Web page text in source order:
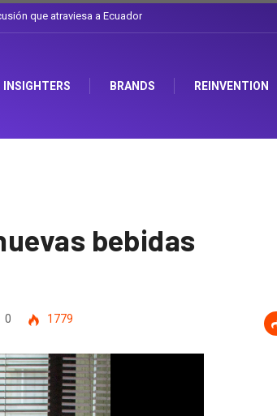
en Corporación Favorita
INSIGHTERS BRANDS REINVENTION
bebidas
0 1779